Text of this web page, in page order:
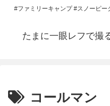
#ファミリーキャンプ #スノーピ
たまに一眼レフで撮
コールマン